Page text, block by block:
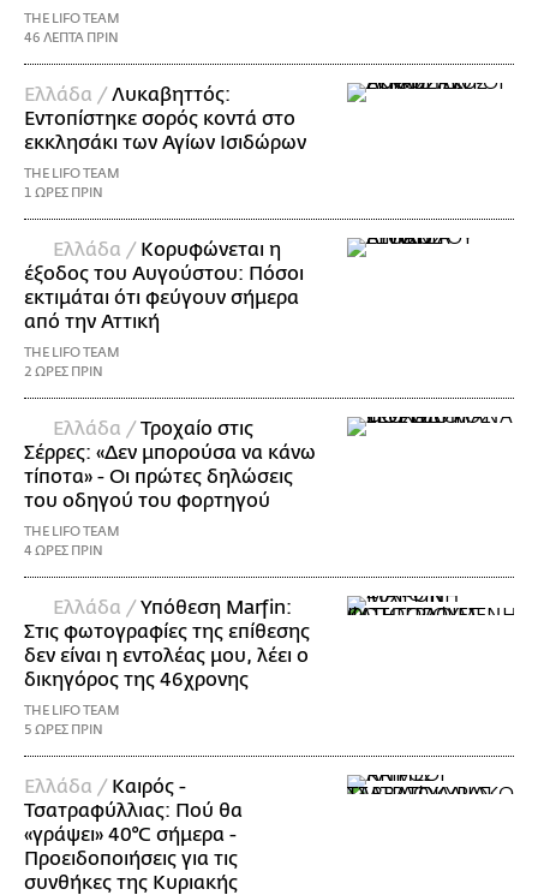
THE LIFO TEAM
46 ΛΕΠΤΑ ΠΡΙΝ
Ελλάδα /Λυκαβηττός:
Εντοπίστηκε σορός κοντά στο
εκκλησάκι των Αγίων Ισιδώρων
THE LIFO TEAM
1 ΩΡΕΣ ΠΡΙΝ
Ελλάδα / Κορυφώνεται η
έξοδος του Αυγούστου: Πόσοι
εκτιμάται ότι φεύγουν σήμερα
από την Αττική
THE LIFO TEAM
2 ΩΡΕΣ ΠΡΙΝ
Ελλάδα /Τροχαίο στις
Σέρρες: «Δεν μπορούσα να κάνω
τίποτα» - Οι πρώτες δηλώσεις
του οδηγού του φορτηγού
THE LIFO TEAM
4 ΩΡΕΣ ΠΡΙΝ
Ελλάδα /Υπόθεση Marfin:
Στις φωτογραφίες της επίθεσης
δεν είναι η εντολέας μου, λέει ο
δικηγόρος της 46χρονης
THE LIFO TEAM
5 ΩΡΕΣ ΠΡΙΝ
Ελλάδα / Καιρός -
Τσατραφύλλιας: Πού θα
«γράψει» 40°C σήμερα -
Προειδοποιήσεις για τις
συνθήκες της Κυριακής